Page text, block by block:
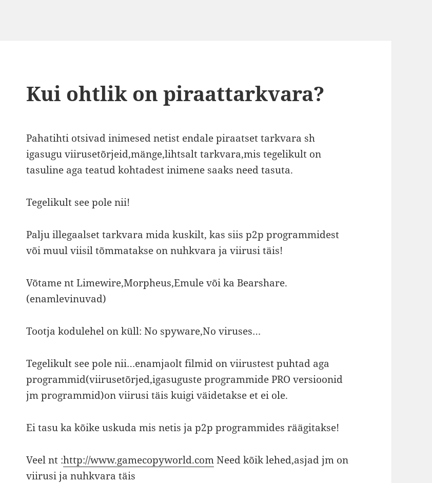
Kui ohtlik on piraattarkvara?
Pahatihti otsivad inimesed netist endale piraatset tarkvara sh
igasugu viirusetõrjeid,mänge,lihtsalt tarkvara,mis tegelikult on
tasuline aga teatud kohtadest inimene saaks need tasuta.
Tegelikult see pole nii!
Palju illegaalset tarkvara mida kuskilt, kas siis p2p programmidest
või muul viisil tõmmatakse on nuhkvara ja viirusi täis!
Võtame nt Limewire,Morpheus,Emule või ka Bearshare.
(enamlevinuvad)
Tootja kodulehel on küll: No spyware,No viruses…
Tegelikult see pole nii…enamjaolt filmid on viirustest puhtad aga
programmid(viirusetõrjed,igasuguste programmide PRO versioonid
jm programmid)on viirusi täis kuigi väidetakse et ei ole.
Ei tasu ka kõike uskuda mis netis ja p2p programmides räägitakse!
Veel nt :http://www.gamecopyworld.comNeed kõik lehed,asjad jm on
viirusi ja nuhkvara täis